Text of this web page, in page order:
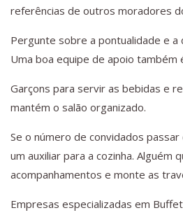
referências de outros moradores
Pergunte sobre a pontualidade e a
Uma boa equipe de apoio também
Garçons para servir as bebidas e
mantém o salão organizado.
Se o número de convidados
um auxiliar para a cozinha. Alguém
acompanhamentos e monte as
Empresas especializadas em